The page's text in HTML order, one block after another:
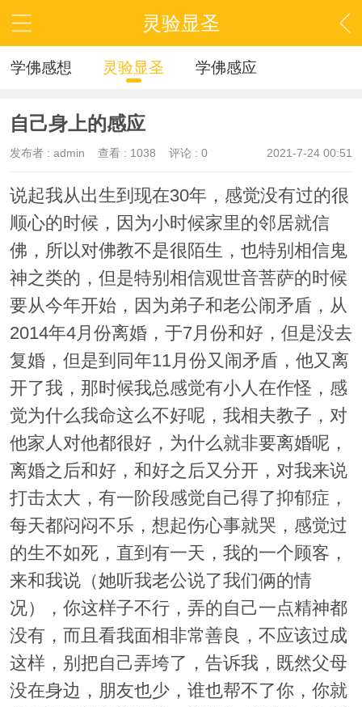
灵验显圣
学佛感想 灵验显圣 学佛感应
自己身上的感应
2021-7-24 00:51
发布者 : admin 查看 : 1038 评论 : 0
说起我从出生到现在30年，感觉没有过的很
顺心的时候，因为小时候家里的邻居就信
佛，所以对佛教不是很陌生，也特别相信鬼
神之类的，但是特别相信观世音菩萨的时候
要从今年开始，因为弟子和老公闹矛盾，从
2014年4月份离婚，于7月份和好，但是没去
复婚，但是到同年11月份又闹矛盾，他又离
开了我，那时候我总感觉有小人在作怪，感
觉为什么我命这么不好呢，我相夫教子，对
他家人对他都很好，为什么就非要离婚呢，
离婚之后和好，和好之后又分开，对我来说
打击太大，有一阶段感觉自己得了抑郁症，
每天都闷闷不乐，想起伤心事就哭，感觉过
的生不如死，直到有一天，我的一个顾客，
来和我说（她听我老公说了我们俩的情
况），你这样子不行，弄的自己一点精神都
没有，而且看我面相非常善良，不应该过成
这样，别把自己弄垮了，告诉我，既然父母
没在身边，朋友也少，谁也帮不了你，你就